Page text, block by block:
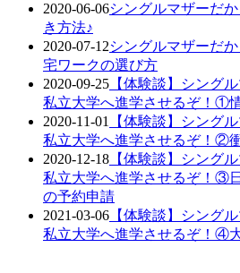
2020-06-06シングルマザーだ
き方法♪
2020-07-12シングルマザーだ
宅ワークの選び方
2020-09-25 【体験談】シング
私立大学へ進学させるぞ！①
2020-11-01
【体験談】シング
私立大学へ進学させるぞ！②
2020-12-18 【体験談】シング
私立大学へ進学させるぞ！③
の予約申請
2021-03-06 【体験談】シング
私立大学へ進学させるぞ！④